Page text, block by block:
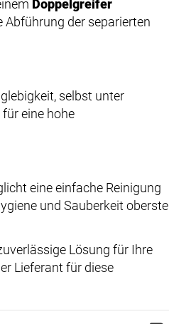
Doppelgreifer
der separierten
selbst unter
eine hohe
eine einfache Reinigung
und Sauberkeit oberste
Lösung für Ihre
Lieferant für diese